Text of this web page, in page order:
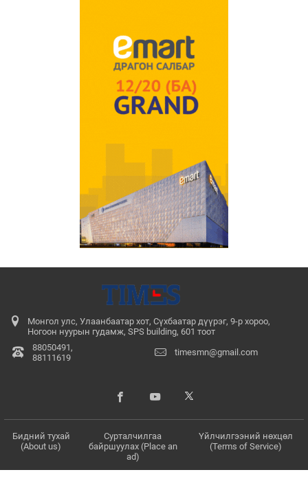
Монгол улс, Улаанбаатар хот, Сүхбаатар дүүрэг, 9-р хороо,
Ногоон нуурын гудамж, SPS building, 601 тоот
88050491,
88111619
timesmn@gmail.com
Бидний тухай
(About us)
Сурталчилгаа
байршуулах (Place an
ad)
Үйлчилгээний нөхцөл
(Terms of Service)